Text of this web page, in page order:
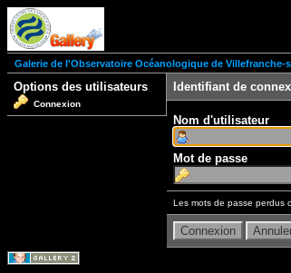
Galerie de l'Observatoire Océanologique de Villefranche-
Options des utilisateurs
Connexion
Identifiant de
Nom d'utilisateur
Mot de passe
Les mots de passe perdus